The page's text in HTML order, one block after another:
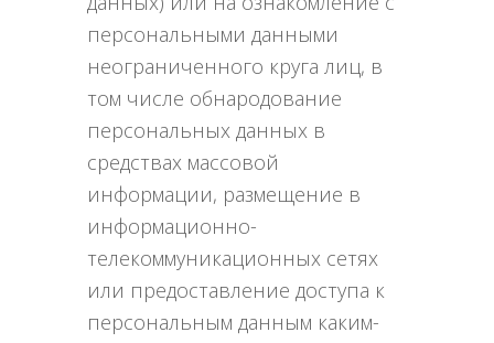
персональными данными
неограниченного круга лиц, в
том числе обнародование
персональных данных в
средствах массовой
информации, размещение в
информационно-
телекоммуникационных сетях
или предоставление доступа к
персональным данным каким-